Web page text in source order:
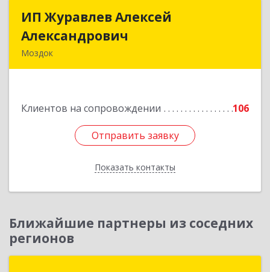
ИП Журавлев Алексей
Александрович
Моздок
Клиентов на сопровождении 106
Отправить заявку
Показать контакты
ИП Журавлев Алексей
Подробнее
Отправить заявку
Назад
Ближайшие партнеры из соседних
регионов